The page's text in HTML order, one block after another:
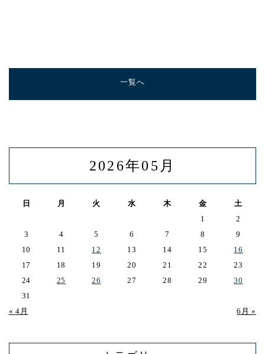
一覧へ
2026年05月
日 月 火 水 木 金 土
« 4月 6月 »
1
2
3
4 5 6 7 8
9
10
11 12 13 14 15
16
17
18 19 20 21 22
23
24
25 26 27 28 29
30
31